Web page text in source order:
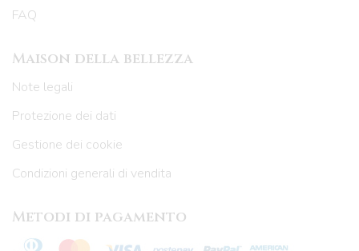
FAQ
Maison della bellezza
Note legali
Protezione dei dati
Gestione dei cookie
Condizioni generali di vendita
Metodi di pagamento